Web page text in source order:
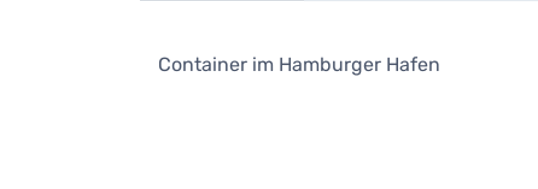
Container im Hamburger Hafen